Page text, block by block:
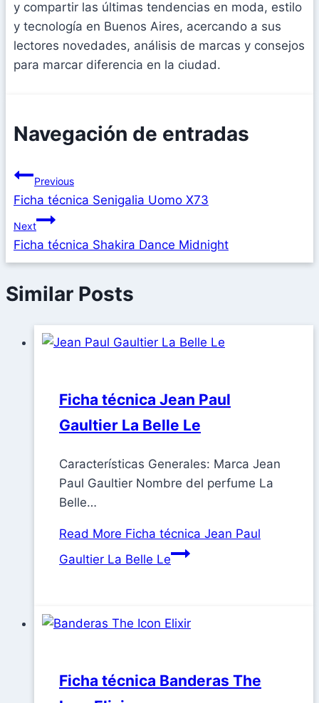
y compartir las últimas tendencias en moda, estilo
y tecnología en Buenos Aires, acercando a sus
lectores novedades, análisis de marcas y consejos
para marcar diferencia en la ciudad.
Navegación de entradas
Previous
Ficha técnica Senigalia Uomo X73
Next
Ficha técnica Shakira Dance Midnight
Similar Posts
Ficha técnica Jean Paul
Gaultier La Belle Le
Características Generales: Marca Jean
Paul Gaultier Nombre del perfume La
Belle…
Read More Ficha técnica Jean Paul
Gaultier La Belle Le
Ficha técnica Banderas The